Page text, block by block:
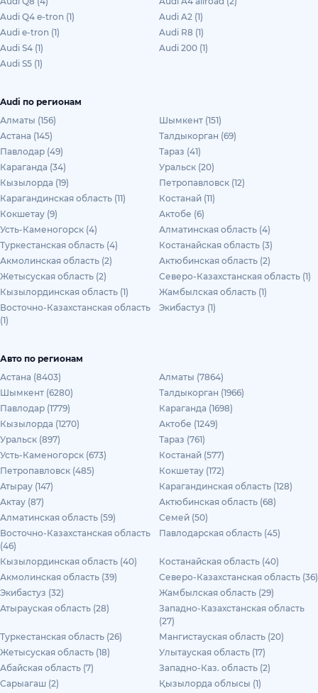
Audi Q4 e-tron (1)
Audi A2 (1)
Audi e-tron (1)
Audi R8 (1)
Audi S4 (1)
Audi 200 (1)
Audi S5 (1)
Audi по регионам
Алматы (156)
Шымкент (151)
Астана (145)
Талдыкорган (69)
Павлодар (49)
Тараз (41)
Караганда (34)
Уральск (20)
Кызылорда (19)
Петропавловск (12)
Карагандинская область (11)
Костанай (11)
Кокшетау (9)
Актобе (6)
Усть-Каменогорск (4)
Алматинская область (4)
Туркестанская область (4)
Костанайская область (3)
Акмолинская область (2)
Актюбинская область (2)
Жетысуская область (2)
Северо-Казахстанская область (1)
Кызылординская область (1)
Жамбылская область (1)
Восточно-Казахстанская область
(1)
Экибастуз (1)
Авто по регионам
Астана (8403)
Алматы (7864)
Шымкент (6280)
Талдыкорган (1966)
Павлодар (1779)
Караганда (1698)
Кызылорда (1270)
Актобе (1249)
Уральск (897)
Тараз (761)
Усть-Каменогорск (673)
Костанай (577)
Петропавловск (485)
Кокшетау (172)
Атырау (147)
Карагандинская область (128)
Актау (87)
Актюбинская область (68)
Алматинская область (59)
Семей (50)
Восточно-Казахстанская область
(46)
Павлодарская область (45)
Кызылординская область (40)
Костанайская область (40)
Акмолинская область (39)
Северо-Казахстанская область (36)
Экибастуз (32)
Жамбылская область (29)
Атырауская область (28)
Западно-Казахстанская область
(27)
Туркестанская область (26)
Мангистауская область (20)
Жетысуская область (18)
Улытауская область (17)
Абайская область (7)
Западно-Каз. область (2)
Сарыагаш (2)
Қызылорда облысы (1)